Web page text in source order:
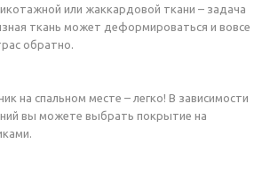
или жаккардовой ткани – задача
ткань может деформироваться и вовсе
обратно.
на спальном месте – легко! В зависимости
вы можете выбрать покрытие на